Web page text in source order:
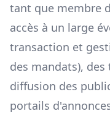
tant que membre
accès à un large
transaction et
des mandats),
diffusion des
portails